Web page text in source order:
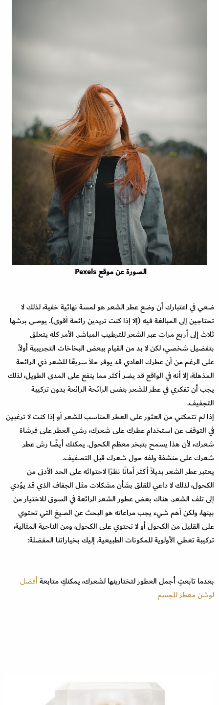
الصورة عن موقع Pexels
ضعي في اعتبارك أن وضع عطر الشعر هو لمسة نهائية خفية، لذلك لا
تحتاجين إلى المبالغة فيه (إلا إذا كنت تريدين رائحة أقوى). يوصى برشها
ثلاث إلى أربع مرات عبر الشعر للترطيب المباشر. الأمر كله يتعلق
بتفضيل شخصي، لكن لا بد من القيام ببعض البخاخات التجريبية أولاً.
على الرغم من أن عطرك العادي قد يوفر حلاً سريعًا للشعر ذي الرائحة
المذهلة، إلا أنه في الواقع قد يضر أكثر مما ينفع على المدى الطويل، لذلك
يجب أن تفكري في عطر للشعر بنفس الرائحة الرائعة بدون تركيبة
التجفيف.
إذا لم تتمكني من العثور على العطر المناسب للشعر أو إذا كنت لا ترغبين
في التوقف عن استخدام عطرك على شعرك، رشي العطر على فرشاة
شعرك، لأن هذا يسمح بتبخر معظم الكحول. يمكنك أيضًا رش عطر
شعرك على منشفة ولفه حول شعرك قبل التصفيف.
يعتبر عطر الشعر بديلاً أكثر أمانًا نظرًا لاحتوائه على الحد الأدنى من
الكحول، لذلك لا داعي للقلق بشأن مشكلات مثل الجفاف الذي قد يؤدي
إلى تلف الشعر. هناك بعض عطور الشعر الرائعة في السوق للاختيار من
بينها، ولكن أهم شيء يجب مراعاته هو البحث عن الصيغ التي تحتوي
على القليل من الكحول أو لا تحتوي على الكحول، ومن الناحية المثالية،
تركيبة تعطي الأولوية للمكونات الطبيعية. إليك بخياراتنا المفضلة:
بعدما تابعتِ أجمل العطور لتختارينها لشعرك، يمكنكِ متابعةأفضل
لوشن معطر للجسم